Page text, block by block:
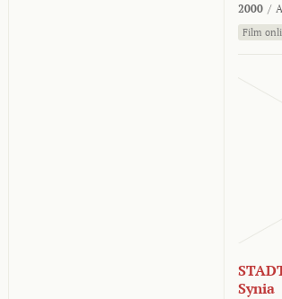
2000 /
Film
Synia